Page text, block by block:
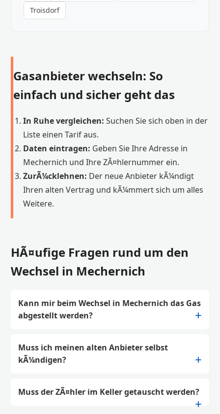
Troisdorf
Gasanbieter wechseln: So
einfach und sicher geht das
In Ruhe vergleichen: Suchen Sie sich oben in der
Liste einen Tarif aus.
Daten eintragen: Geben Sie Ihre Adresse in
Mechernich und Ihre ZÃ¤hlernummer ein.
ZurÃ¼cklehnen: Der neue Anbieter kÃ¼ndigt
Ihren alten Vertrag und kÃ¼mmert sich um alles
Weitere.
HÃ¤ufige Fragen rund um den
Wechsel in Mechernich
Kann mir beim Wechsel in Mechernich das Gas
abgestellt werden?
Muss ich meinen alten Anbieter selbst
kÃ¼ndigen?
Muss der ZÃ¤hler im Keller getauscht werden?